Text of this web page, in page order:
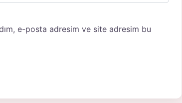
e-posta adresim ve site adresim bu